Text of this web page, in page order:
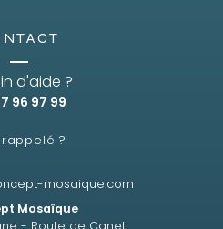
d'aide ?
96 97 99
rappelé ?
mosaique.com
Mosaïque
- Route de Canet